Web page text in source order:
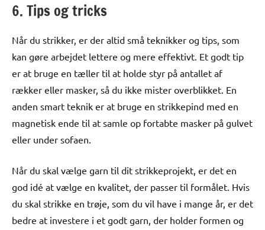
6. Tips og tricks
Når du strikker, er der altid små teknikker og tips, som
kan gøre arbejdet lettere og mere effektivt. Et godt tip
er at bruge en tæller til at holde styr på antallet af
rækker eller masker, så du ikke mister overblikket. En
anden smart teknik er at bruge en strikkepind med en
magnetisk ende til at samle op fortabte masker på gulvet
eller under sofaen.
Når du skal vælge garn til dit strikkeprojekt, er det en
god idé at vælge en kvalitet, der passer til formålet. Hvis
du skal strikke en trøje, som du vil have i mange år, er det
bedre at investere i et godt garn, der holder formen og